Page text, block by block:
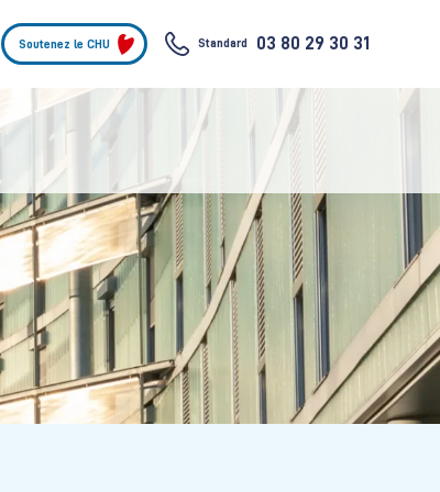
Soutenez le CHU Standard 03 80 29 30 31